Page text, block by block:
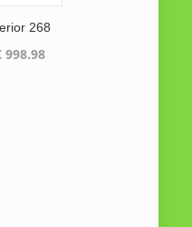
268
998.98Prijsklasse: